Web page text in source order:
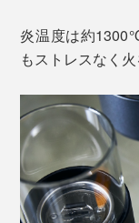
炎温度は約
もストレスなく